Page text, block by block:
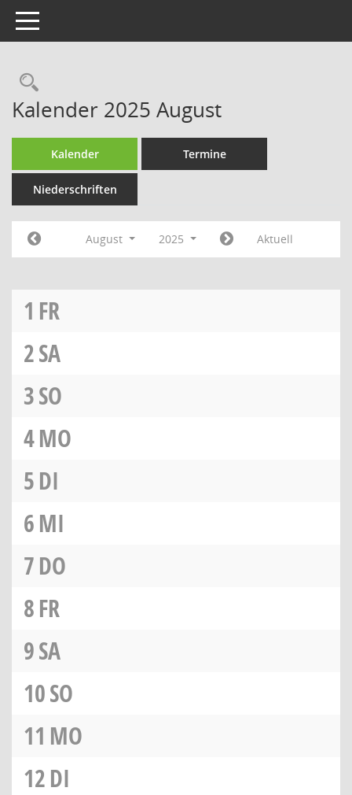
Toggle navigation
Rechercheauswahl
Kalender 2025 August
Kalender Termine
Niederschriften
August 2025 Aktuell
1 FR
2SA
3SO
4MO
5DI
6MI
7DO
8FR
9SA
10SO
11 MO
12DI